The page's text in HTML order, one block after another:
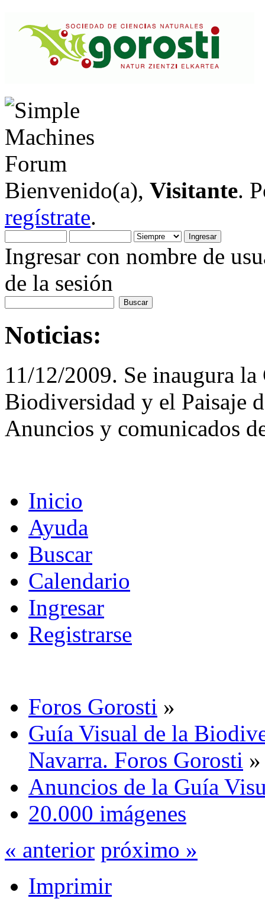
Bienvenido(a), Visitante.
regístrate.
Ingresar con nombre de
de la sesión
Noticias:
11/12/2009. Se inaugura
Biodiversidad y el Paisaje
Anuncios y comunicados
Inicio
Ayuda
Buscar
Calendario
Ingresar
Registrarse
Foros Gorosti »
Guía Visual de la
Navarra. Foros Gorosti »
Anuncios de la Guía
20.000 imágenes
« anterior próximo »
Imprimir